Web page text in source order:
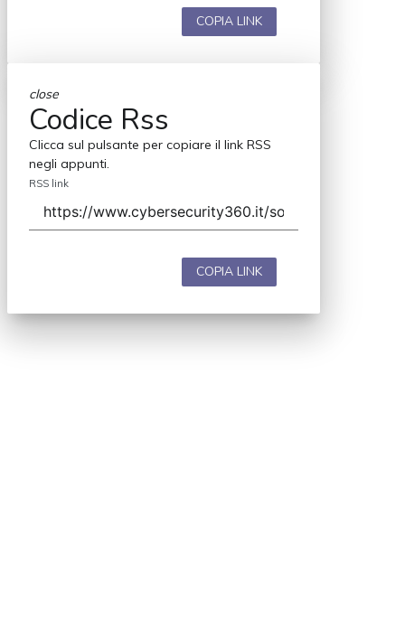
COPIA LINK
close
Codice Rss
Clicca sul pulsante per copiare il link RSS
negli appunti.
RSS link
COPIA LINK